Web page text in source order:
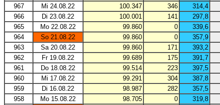
967
Mi 24.08.22 100.347 346
314,4
966
Di 23.08.22 100.001 141
297,8
965
Mo 22.08.22 99.860 0
339,6
964
So 21.08.22 99.860 0
357,9
963
Sa 20.08.22 99.860 171
393,2
962
Fr 19.08.22 99.689 175
391,7
961
Do 18.08.22 99.514 223
397,5
960
Mi 17.08.22 99.291 304
387,8
959
Di 16.08.22 98.987 282
357,5
958
Mo 15.08.22 98.705 0
319,8